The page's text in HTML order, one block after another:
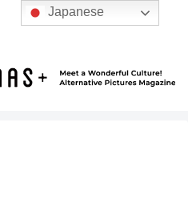
Japanese